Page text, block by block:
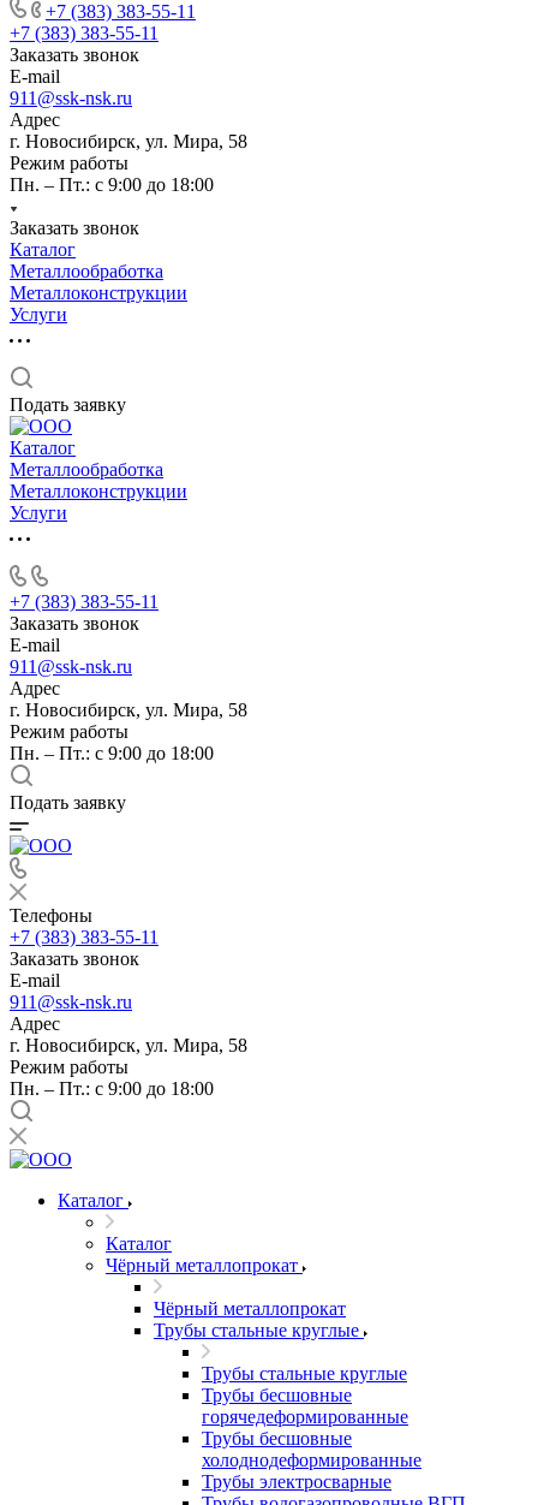
+7 (383) 383-55-11
+7 (383) 383-55-11
Заказать звонок
E-mail
911@ssk-nsk.ru
Адрес
г. Новосибирск, ул. Мира, 58
Режим работы
Пн. – Пт.: с 9:00 до 18:00
Заказать звонок
Каталог
Металлообработка
Металлоконструкции
Услуги
Подать заявку
Каталог
Металлообработка
Металлоконструкции
Услуги
+7 (383) 383-55-11
Заказать звонок
E-mail
911@ssk-nsk.ru
Адрес
г. Новосибирск, ул. Мира, 58
Режим работы
Пн. – Пт.: с 9:00 до 18:00
Подать заявку
Телефоны
+7 (383) 383-55-11
Заказать звонок
E-mail
911@ssk-nsk.ru
Адрес
г. Новосибирск, ул. Мира, 58
Режим работы
Пн. – Пт.: с 9:00 до 18:00
Каталог
Каталог
Чёрный металлопрокат
Чёрный металлопрокат
Трубы стальные круглые
Трубы стальные круглые
Трубы бесшовные
горячедеформированные
Трубы бесшовные
холоднодеформированные
Трубы электросварные